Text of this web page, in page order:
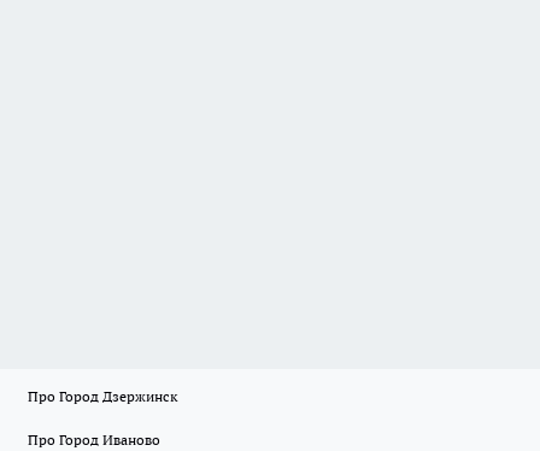
Про Город Дзержинск
Про Город Иваново